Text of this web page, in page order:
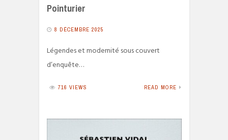
Pointurier
8 DÉCEMBRE 2025
Légendes et modernité sous couvert
d’enquête…
716 VIEWS READ MORE